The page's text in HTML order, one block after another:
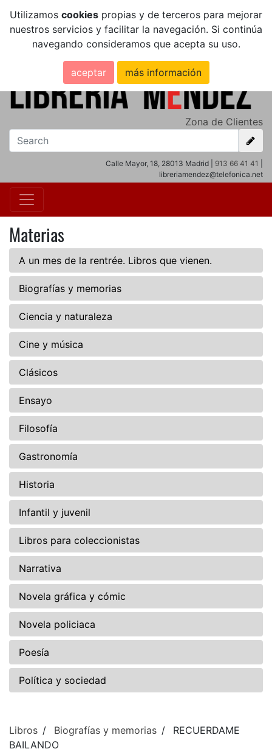
Utilizamos cookies propias y de terceros para mejorar
nuestros servicios y facilitar la navegación. Si continúa
navegando consideramos que acepta su uso.
aceptar más información
Zona de Clientes
Calle Mayor, 18, 28013 Madrid | 913 66 41 41
libreriamendez@telefonica.net
Materias
A un mes de la rentrée. Libros que vienen.
Biografías y memorias
Ciencia y naturaleza
Cine y música
Clásicos
Ensayo
Filosofía
Gastronomía
Historia
Infantil y juvenil
Libros para coleccionistas
Narrativa
Novela gráfica y cómic
Novela policiaca
Poesía
Política y sociedad
Libros Biografías y memorias
RECUERDAME
BAILANDO